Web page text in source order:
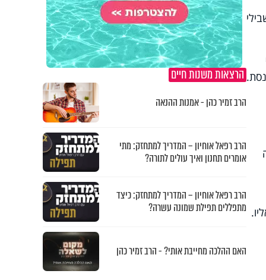
הרצאות משנות חיים
הרב זמיר כהן - אמנות ההנאה
הרב רפאל אוחיון – המדריך למתחזק: מתי
אומרים תחנון ואיך עולים לתורה?
הרב רפאל אוחיון – המדריך למתחזק: כיצד
מתפללים תפילת שמונה עשרה?
האם ההלכה מחייבת אותי? - הרב זמיר כהן